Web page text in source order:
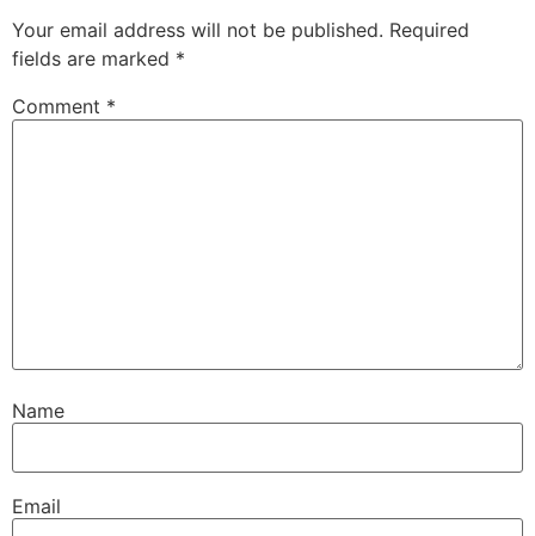
Your email address will not be published. Required
fields are marked *
Comment *
Name
Email